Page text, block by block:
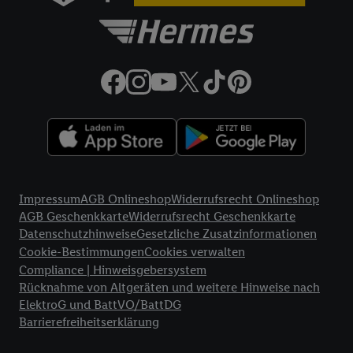
Lidl Plus Versandkostenfrei-Coupon:
Versandkostenfrei-Coupon gilt nur für Lidl Plus Nutzer bei
den in der Lidl Plus App vorgegebenen
Mindestbestellwert auf die im Warenkorb befindlichen Artikel
Mindestbestellwert angegeben ist, beträgt der
Mindestbestellwert 79 €. Sollte der jeweils geltende
Mindestbestellwert nachträglich in Folge einer Teilretoure
Rechnung zu stellen. Coupon wird nach Aktivierung
automatisch im Bestellprozess, sofern mit Lidl Plus Konto im
Onlineshop angemeldet, abgezogen. Gilt nicht für Lidl Fotos,
Lidl Reisen, Lidl Connect, Bücher & Medien. Nicht auf
Lieferzuschlag anwendbar. Keine Barauszahlung. Für bereits
getätigte Einkäufe ist das Angebot nicht gültig. Angebote auf
lidl.derichten sich ausschließlich an Endkunden mit
Lieferanschrift in Deutschland; der Kaufvertrag kommt mit
ImpressumAGB OnlineshopWiderrufsrecht Onlineshop
AGB GeschenkkarteWiderrufsrecht Geschenkkarte
DatenschutzhinweiseGesetzliche Zusatzinformationen
Cookie-BestimmungenCookies verwalten
Compliance | Hinweisgebersystem
Rücknahme von Altgeräten und weitere Hinweise nach
ElektroG und BattVO/BattDG
Barrierefreiheitserklärung